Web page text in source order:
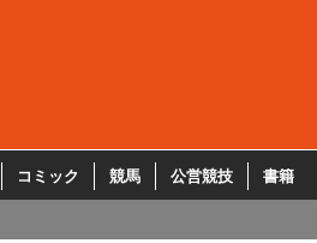
コミック 競馬 公営競技 書籍